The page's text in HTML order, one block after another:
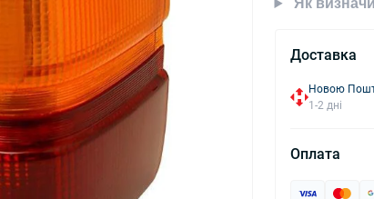
Як
Доставка
Новою
1-2 дні
Оплата